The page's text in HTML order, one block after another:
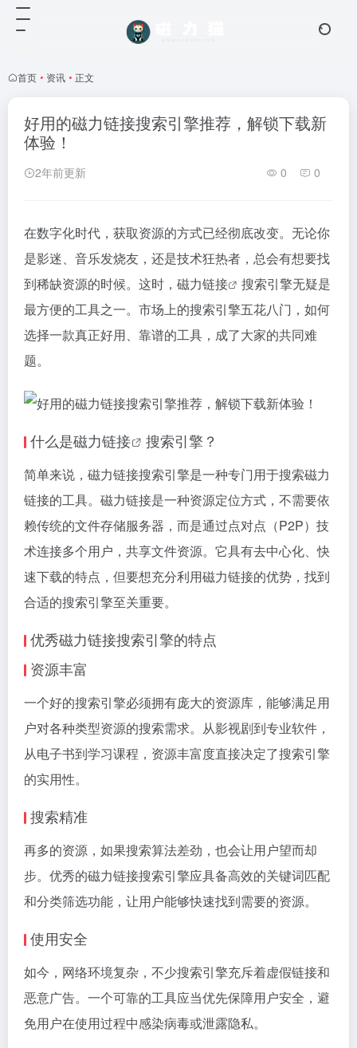
首页 • 资讯 • 正文
好用的磁力链接搜索引擎推荐，解锁下载新
体验！
2年前更新 0 0
在数字化时代，获取资源的方式已经彻底改变。无论你
是影迷、音乐发烧友，还是技术狂热者，总会有想要找
到稀缺资源的时候。这时， 磁力链接
搜索引擎无疑是
最方便的工具之一。市场上的搜索引擎五花八门，如何
选择一款真正好用、靠谱的工具，成了大家的共同难
题。
什么是磁力链接 搜索引擎？
简单来说， 磁力链接搜索引擎是一种专门用于搜索磁力
链接的工具。 磁力链接是一种资源定位方式，不需要依
赖传统的文件存储服务器，而是通过点对点（P2P）技
术连接多个用户，共享文件资源。它具有去中心化、快
速下载的特点，但要想充分利用磁力链接的优势，找到
合适的搜索引擎至关重要。
优秀磁力链接搜索引擎的特点
资源丰富
一个好的搜索引擎必须拥有庞大的资源库，能够满足用
户对各种类型资源的搜索需求。从影视剧到专业软件，
从电子书到学习课程，资源丰富度直接决定了搜索引擎
的实用性。
搜索精准
再多的资源，如果搜索算法差劲，也会让用户望而却
步。优秀的磁力链接搜索引擎应具备高效的关键词匹配
和分类筛选功能，让用户能够快速找到需要的资源。
使用安全
如今，网络环境复杂，不少搜索引擎充斥着虚假链接和
恶意广告。一个可靠的工具应当优先保障用户安全，避
免用户在使用过程中感染病毒或泄露隐私。